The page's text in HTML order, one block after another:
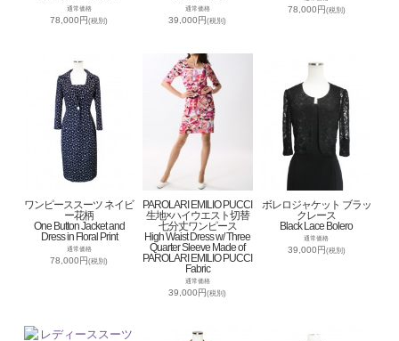
通常価格
78,000円(税別)
通常価格
39,000円(税別)
78,000円(税別)
ワンピーススーツ ネイビ
ー花柄
One Button Jacket and
Dress in Floral Print
通常価格
78,000円(税別)
PAROLARI EMILIO PUCCI
生地×ハイウエスト切替
七分丈ワンピース
High Waist Dress w/ Three
Quarter Sleeve Made of
PAROLARI EMILIO PUCCI
Fabric
通常価格
39,000円(税別)
ボレロジャケット ブラッ
クレース
Black Lace Bolero
通常価格
39,000円(税別)